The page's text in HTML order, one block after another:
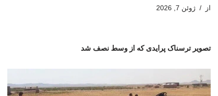
از ژوئن 7, 2026
تصویر ترسناک پرایدی که از وسط نصف شد